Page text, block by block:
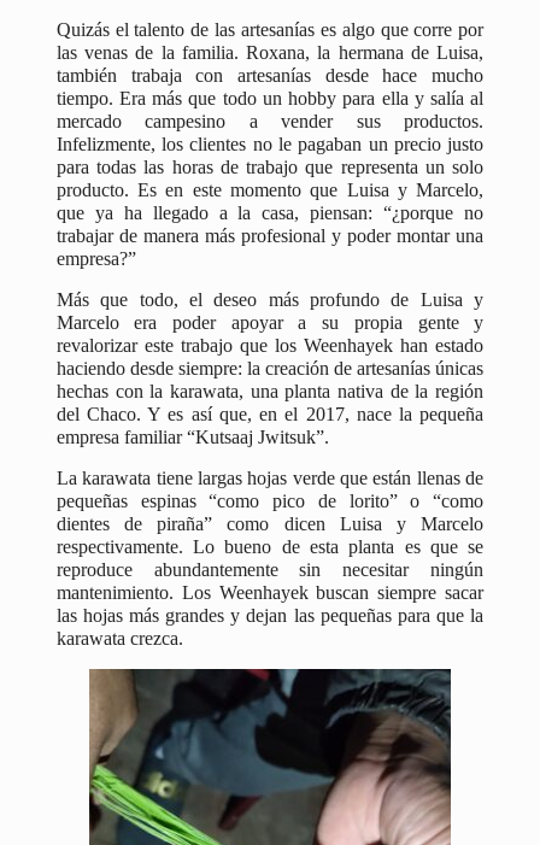
Quizás el talento de las artesanías es algo que corre por
las venas de la familia. Roxana, la hermana de Luisa,
también trabaja con artesanías desde hace mucho
tiempo. Era más que todo un hobby para ella y salía al
mercado campesino a vender sus productos.
Infelizmente, los clientes no le pagaban un precio justo
para todas las horas de trabajo que representa un solo
producto. Es en este momento que Luisa y Marcelo,
que ya ha llegado a la casa, piensan: “¿porque no
trabajar de manera más profesional y poder montar una
empresa?”
Más que todo, el deseo más profundo de Luisa y
Marcelo era poder apoyar a su propia gente y
revalorizar este trabajo que los Weenhayek han estado
haciendo desde siempre: la creación de artesanías únicas
hechas con la karawata, una planta nativa de la región
del Chaco. Y es así que, en el 2017, nace la pequeña
empresa familiar “Kutsaaj Jwitsuk”.
La karawata tiene largas hojas verde que están llenas de
pequeñas espinas “como pico de lorito” o “como
dientes de piraña” como dicen Luisa y Marcelo
respectivamente. Lo bueno de esta planta es que se
reproduce abundantemente sin necesitar ningún
mantenimiento. Los Weenhayek buscan siempre sacar
las hojas más grandes y dejan las pequeñas para que la
karawata crezca.